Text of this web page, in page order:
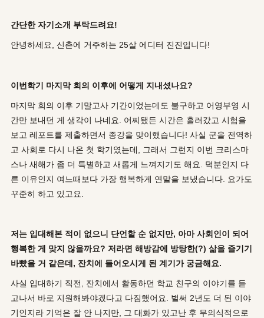
간단한 자기소개 부탁드려요!
안녕하세요, 신촌에 거주하는 25살 에디터 진진입니다!
이번학기 마지막 회의 이후에 어떻게 지내셨나요?
마지막 회의 이후 기말고사 기간이었는데도 불구하고 어영부영 시
간만 보내던 게 생각이 나네요. 어찌됐든 시간은 흘러갔고 시험을
보고 레포트를 제출하면서 종강을 맞이했습니다! 사실 군을 전역하
고 사회로 다시 나온 첫 학기였는데, 그래서 그런지 이번 크리스마
스나 새해가 좀 더 특별하고 새롭게 느껴지기도 해요. 덕분인지 다
른 이유인지 여느때보다 가장 행복하게 연말을 보냈습니다. 요가도
꾸준히 하고 있고요.
저는 입대해본 적이 없으니 단언할 순 없지만, 아마 사회인이 되어
행복한 게 맞지 않을까요? 저라면 해방감에 방탕한(?) 삶을 즐기기
바빴을 거 같은데, 잔치에 들어오시게 된 계기가 궁금해요.
사실 입대하기 직전, 잔치에서 활동하던 학교 친구의 이야기를 듣
고나서 바로 지원해봐야겠다고 다짐했어요. 벌써 2년도 더 된 이야
기인지라 기억은 잘 안 나지만, 그 대화가 있고난 후 무의식적으로